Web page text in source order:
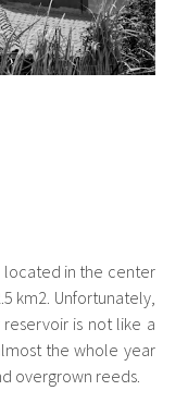
located in the center
km2. Unfortunately,
is not like a
the whole year
overgrown reeds.